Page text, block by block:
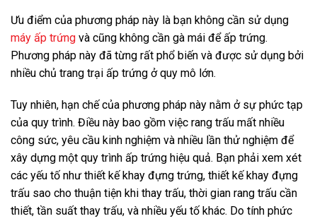
Ưu điểm của phương pháp này là bạn không cần sử dụng
máy ấp trứng và cũng không cần gà mái để ấp trứng.
Phương pháp này đã từng rất phổ biến và được sử dụng bởi
nhiều chủ trang trại ấp trứng ở quy mô lớn.
Tuy nhiên, hạn chế của phương pháp này nằm ở sự phức tạp
của quy trình. Điều này bao gồm việc rang trấu mất nhiều
công sức, yêu cầu kinh nghiệm và nhiều lần thử nghiệm để
xây dựng một quy trình ấp trứng hiệu quả. Bạn phải xem xét
các yếu tố như thiết kế khay đựng trứng, thiết kế khay đựng
trấu sao cho thuận tiện khi thay trấu, thời gian rang trấu cần
thiết, tần suất thay trấu, và nhiều yếu tố khác. Do tính phức